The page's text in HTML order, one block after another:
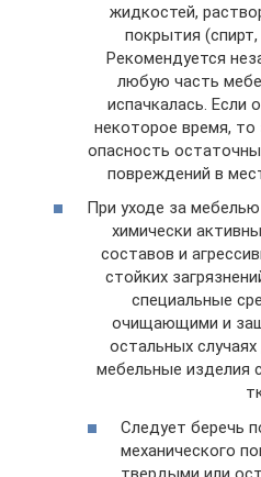
жидкостей,
покрытия
Рекомендуется
любую часть
испачкалась. Если
некоторое время,
опасность
повреждений в
При уходе за
химически
составов и
стойких
специальные
очищающими и
остальных
мебельные изделия
Следует беречь
механического